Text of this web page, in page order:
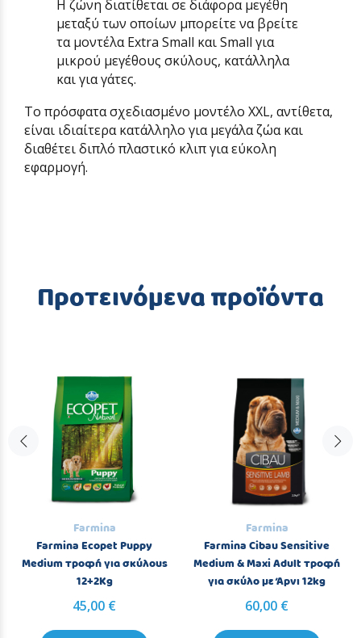
Η ζώνη διατίθεται σε διάφορα μεγέθη
μεταξύ των οποίων μπορείτε να βρείτε
τα μοντέλα Extra Small και Small για
μικρού μεγέθους σκύλους, κατάλληλα
και για γάτες.
Το πρόσφατα σχεδιασμένο μοντέλο XXL, αντίθετα,
είναι ιδιαίτερα κατάλληλο για μεγάλα ζώα και
διαθέτει διπλό πλαστικό κλιπ για εύκολη
εφαρμογή.
Προτεινόμενα προϊόντα
Farmina
Farmina Ecopet Puppy
Medium τροφή για σκύλους
12+2Kg
45,00 €
Farmina
Farmina Cibau Sensitive
Medium & Maxi Adult τροφή
για σκύλο με Άρνι 12kg
60,00 €